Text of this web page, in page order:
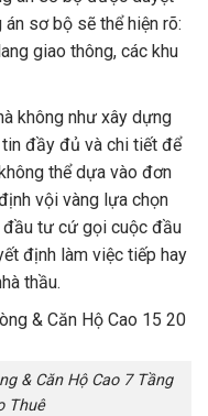
sơ bộ sẽ thể hiện rõ:
giao thông, các khu
không như xây dựng
đầy đủ và chi tiết để
thể dựa vào đơn
vội vàng lựa chọn
đầu tư cứ gọi cuộc đầu
định làm việc tiếp hay
thầu.
& Căn Hộ Cao 7 Tầng
Thuê